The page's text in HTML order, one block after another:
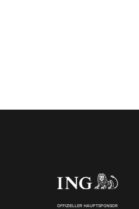
OFFIZIELLER HAUPTSPONSOR